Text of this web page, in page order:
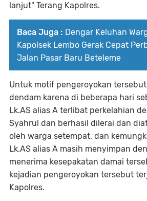
lanjut" Terang Kapolres.
Baca Juga : Dengar Keluhan
Kapolsek Lembo Gerak Cepat
Jalan Pasar Baru Beteleme
Untuk motif pengeroyokan
dendam karena di beberapa hari
Lk.AS alias A terlibat perkelahian
Syahrul dan berhasil dilerai dan
oleh warga setempat, dan
Lk.AS alias A masih menyimpan
menerima kesepakatan damai
kejadian pengeroyokan tersebut
Kapolres.